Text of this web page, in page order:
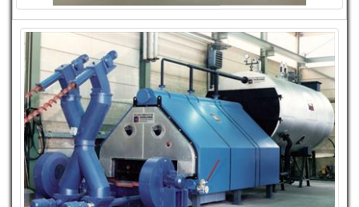
ITALPUMP - Series ITP
GVR - BMF series